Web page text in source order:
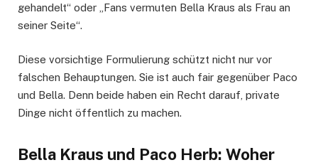
gehandelt“ oder „Fans vermuten Bella Kraus als Frau an
seiner Seite“.
Diese vorsichtige Formulierung schützt nicht nur vor
falschen Behauptungen. Sie ist auch fair gegenüber Paco
und Bella. Denn beide haben ein Recht darauf, private
Dinge nicht öffentlich zu machen.
Bella Kraus und Paco Herb: Woher